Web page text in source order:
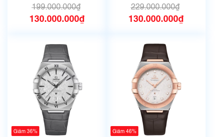
199.000.000₫
130.000.000₫
229.000.000₫
130.000.000₫
Giảm 36% Giảm 46%